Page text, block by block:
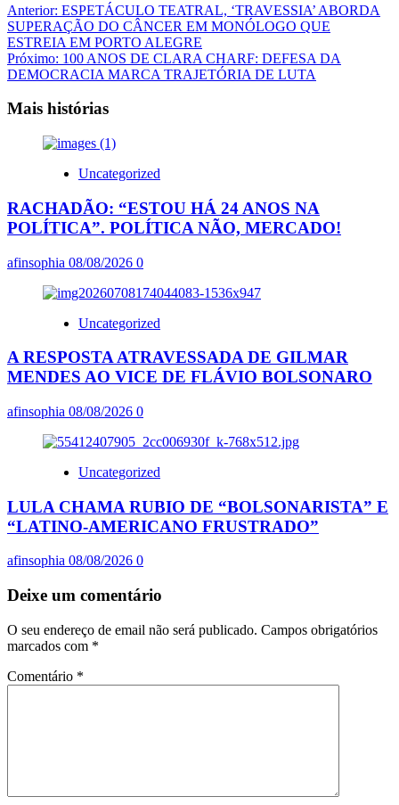
Navegação
de
artigos
Anterior: ESPETÁCULO TEATRAL, ‘TRAVESSIA’ ABORDA
SUPERAÇÃO DO CÂNCER EM MONÓLOGO QUE
ESTREIA EM PORTO ALEGRE
Próximo: 100 ANOS DE CLARA CHARF: DEFESA DA
DEMOCRACIA MARCA TRAJETÓRIA DE LUTA
Mais histórias
Uncategorized
RACHADÃO: “ESTOU HÁ 24 ANOS NA
POLÍTICA”. POLÍTICA NÃO, MERCADO!
afinsophia 08/08/2026 0
Uncategorized
A RESPOSTA ATRAVESSADA DE GILMAR
MENDES AO VICE DE FLÁVIO BOLSONARO
afinsophia 08/08/2026 0
Uncategorized
LULA CHAMA RUBIO DE “BOLSONARISTA” E
“LATINO-AMERICANO FRUSTRADO”
afinsophia 08/08/2026 0
Deixe um comentário
O seu endereço de email não será publicado. Campos obrigatórios
marcados com *
Comentário *